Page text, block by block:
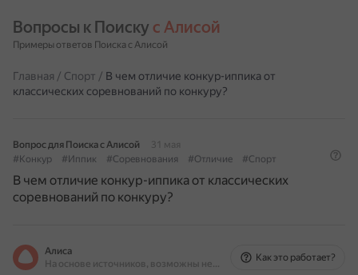
Вопросы к Поиску с Алисой
Примеры ответов Поиска с Алисой
Главная / Спорт / В чем отличие конкур-иппика от
классических соревнований по конкуру?
Вопрос для Поиска с Алисой
31 мая
#Конкур
#Иппик #Соревнования #Отличие #Спорт
В чем отличие конкур-иппика от классических
соревнований по конкуру?
Алиса
На основе источников, возможны неточности
Как это работает?